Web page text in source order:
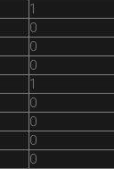
1
0
0
0
1
0
0
0
0